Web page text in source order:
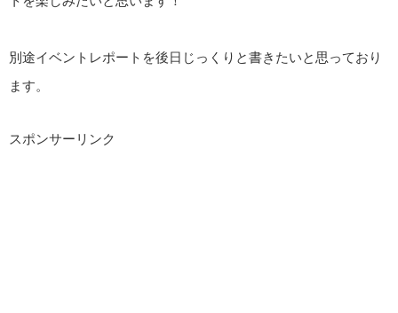
別途イベントレポートを後日じっくりと書きたいと思っており
ます。
スポンサーリンク